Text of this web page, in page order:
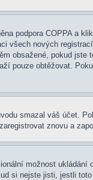
podpora COPPA a
všech nových
obsažené, pokud jste
pouze obtěžovat.
smazal váš účet.
znovu a
možnost ukládání
si nejste jisti, jestli